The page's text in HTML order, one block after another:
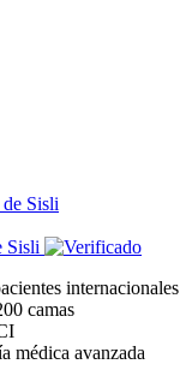
Sisli
internacionales
camas
médica avanzada